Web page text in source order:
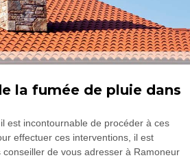
la fumée de pluie dans
est incontournable de procéder à ces
effectuer ces interventions, il est
de vous adresser à Ramoneur